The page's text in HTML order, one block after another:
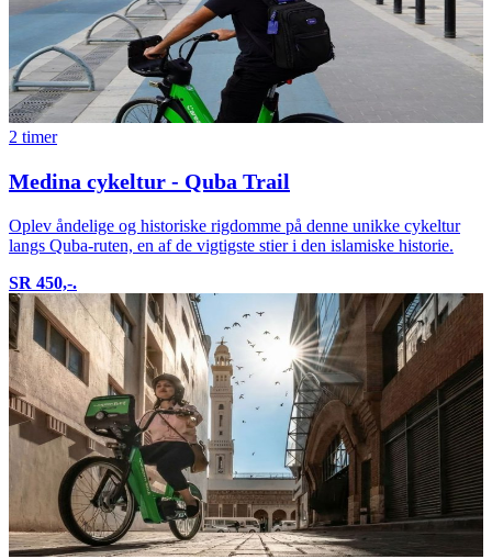
2 timer
Medina cykeltur - Quba Trail
Oplev åndelige og historiske rigdomme på denne unikke cykeltur
langs Quba-ruten, en af de vigtigste stier i den islamiske historie.
SR 450,-.